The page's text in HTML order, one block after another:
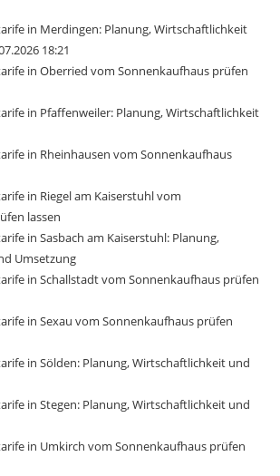
in Merdingen: Planung, Wirtschaftlichkeit
18:21
in Oberried vom Sonnenkaufhaus prüfen
in Pfaffenweiler: Planung, Wirtschaftlichkeit
in Rheinhausen vom Sonnenkaufhaus
in Riegel am Kaiserstuhl vom
lassen
in Sasbach am Kaiserstuhl: Planung,
Umsetzung
in Schallstadt vom Sonnenkaufhaus prüfen
in Sexau vom Sonnenkaufhaus prüfen
in Sölden: Planung, Wirtschaftlichkeit und
in Stegen: Planung, Wirtschaftlichkeit und
in Umkirch vom Sonnenkaufhaus prüfen